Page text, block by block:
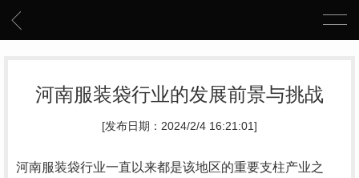
河南服装袋行业的发展前景与挑战
[发布日期：2024/2/4 16:21:01]
河南服装袋行业一直以来都是该地区的重要支柱产业之